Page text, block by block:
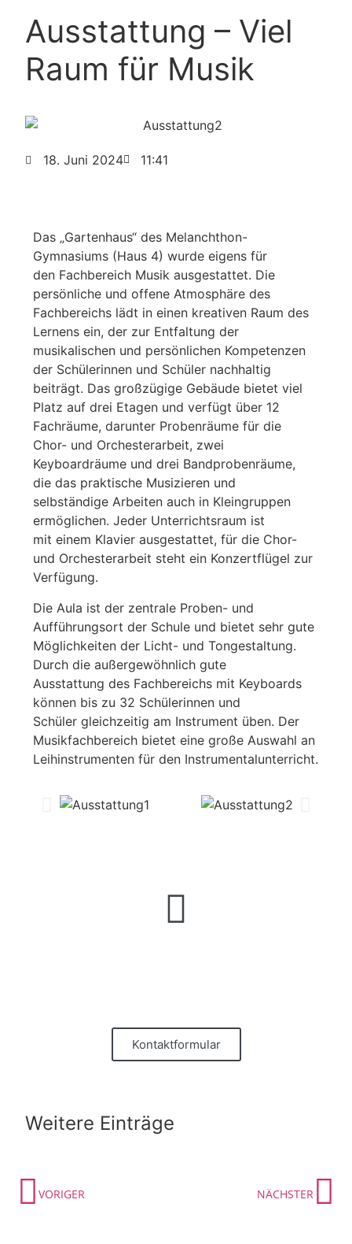
Ausstattung – Viel
Raum für Musik
18. Juni 2024 11:41
Das „Gartenhaus“ des Melanchthon-
Gymnasiums (Haus 4) wurde eigens für
den Fachbereich Musik ausgestattet. Die
persönliche und offene Atmosphäre des
Fachbereichs lädt in einen kreativen Raum des
Lernens ein, der zur Entfaltung der
musikalischen und persönlichen Kompetenzen
der Schülerinnen und Schüler nachhaltig
beiträgt. Das großzügige Gebäude bietet viel
Platz auf drei Etagen und verfügt über 12
Fachräume, darunter Probenräume für die
Chor- und Orchesterarbeit, zwei
Keyboardräume und drei Bandprobenräume,
die das praktische Musizieren und
selbständige Arbeiten auch in Kleingruppen
ermöglichen. Jeder Unterrichtsraum ist
mit einem Klavier ausgestattet, für die Chor-
und Orchesterarbeit steht ein Konzertflügel zur
Verfügung.
Die Aula ist der zentrale Proben- und
Aufführungsort der Schule und bietet sehr gute
Möglichkeiten der Licht- und Tongestaltung.
Durch die außergewöhnlich gute
Ausstattung des Fachbereichs mit Keyboards
können bis zu 32 Schülerinnen und
Schüler gleichzeitig am Instrument üben. Der
Musikfachbereich bietet eine große Auswahl an
Leihinstrumenten für den Instrumentalunterricht.
Kontaktformular
Weitere Einträge
VORIGER NÄCHSTER